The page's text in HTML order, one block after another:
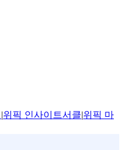
|위픽 인사이트서클|위픽 마